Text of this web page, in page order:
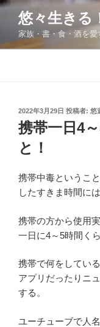
コ
ン
悠々生きる
家族・書・食・酒を
投
稿
日:
2022年3月29日 投稿者: 悠
携帯一日4
と！
携帯中毒というこ
したすきま時間に
携帯の方から使用
一日に4～5時間く
携帯で何をしてい
アプリだったりニ
する。
ユーチューブで人